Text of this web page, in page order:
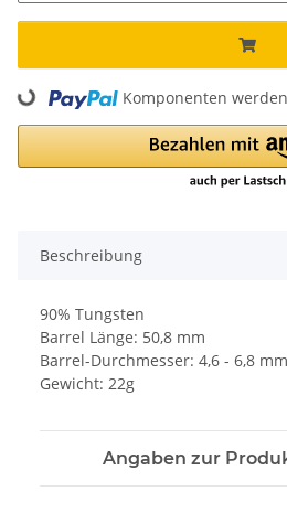
Loading... Komponenten
Beschreibung
90% Tungsten
Barrel Länge: 50,8 mm
Barrel-Durchmesser: 4,6 - 6,8 mm
Gewicht: 22g
Angaben zur